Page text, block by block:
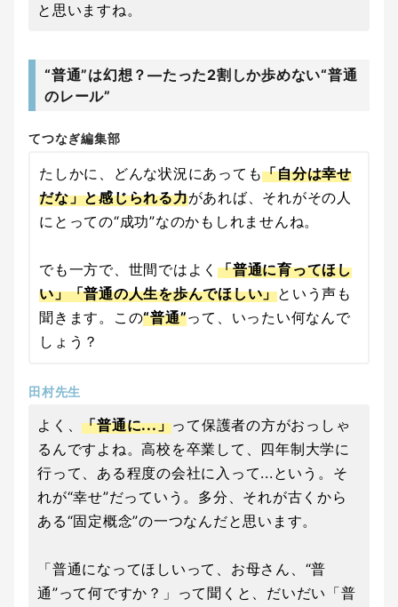
と思いますね。
“普通”は幻想？―たった2割しか歩めない“普通
のレール”
てつなぎ編集部
たしかに、どんな状況にあっても「自分は幸せ
だな」と感じられる力があれば、それがその人
にとっての“成功”なのかもしれませんね。
でも一方で、世間ではよく 「普通に育ってほし
い」「普通の人生を歩んでほしい」という声も
聞きます。この“普通”って、いったい何なんで
しょう？
田村先生
よく、「普通に...」って保護者の方がおっしゃ
るんですよね。高校を卒業して、四年制大学に
行って、ある程度の会社に入って...という。そ
れが“幸せ”だっていう。多分、それが古くから
ある“固定概念”の一つなんだと思います。
「普通になってほしいって、お母さん、“普
通”って何ですか？」って聞くと、だいだい「普